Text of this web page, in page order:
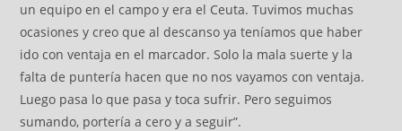
un equipo en el campo y era el Ceuta. Tuvimos muchas
ocasiones y creo que al descanso ya teníamos que haber
ido con ventaja en el marcador. Solo la mala suerte y la
falta de puntería hacen que no nos vayamos con ventaja.
Luego pasa lo que pasa y toca sufrir. Pero seguimos
sumando, portería a cero y a seguir”.